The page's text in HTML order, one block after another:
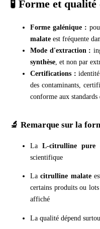
🧪 Forme et
Forme galénique :
malate est fréquente
Mode d'extraction :
synthèse , et non par
Certifications :
des contaminants,
conforme aux standards
🔬 Remarque sur la
La L-citrulline pure
scientifique
Lacitrulline malate
certains produits ou
affiché
La qualité dépend